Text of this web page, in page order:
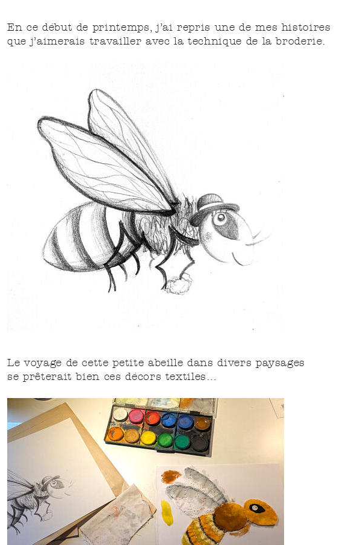
En ce début de printemps, j’ai repris une de mes histoires
que j’aimerais travailler avec la technique de la broderie.
Le voyage de cette petite abeille dans divers paysages
se prêterait bien ces décors textiles…